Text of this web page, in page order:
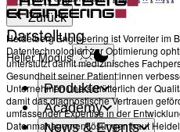
Zurück
Darstellung
Heller Modus
Produkte
Academy
News & Events
Heidelberg Engineering ist Vorreiter im
Datentechnologien zur Optimierung
unterstützt damit medizinisches
Gesundheit seiner Patient:innen
Unternehmen unerschütterlich der
damit das diagnostische Vertrauen
umfassender Expertise in der
Datenmanagementlösungen baut